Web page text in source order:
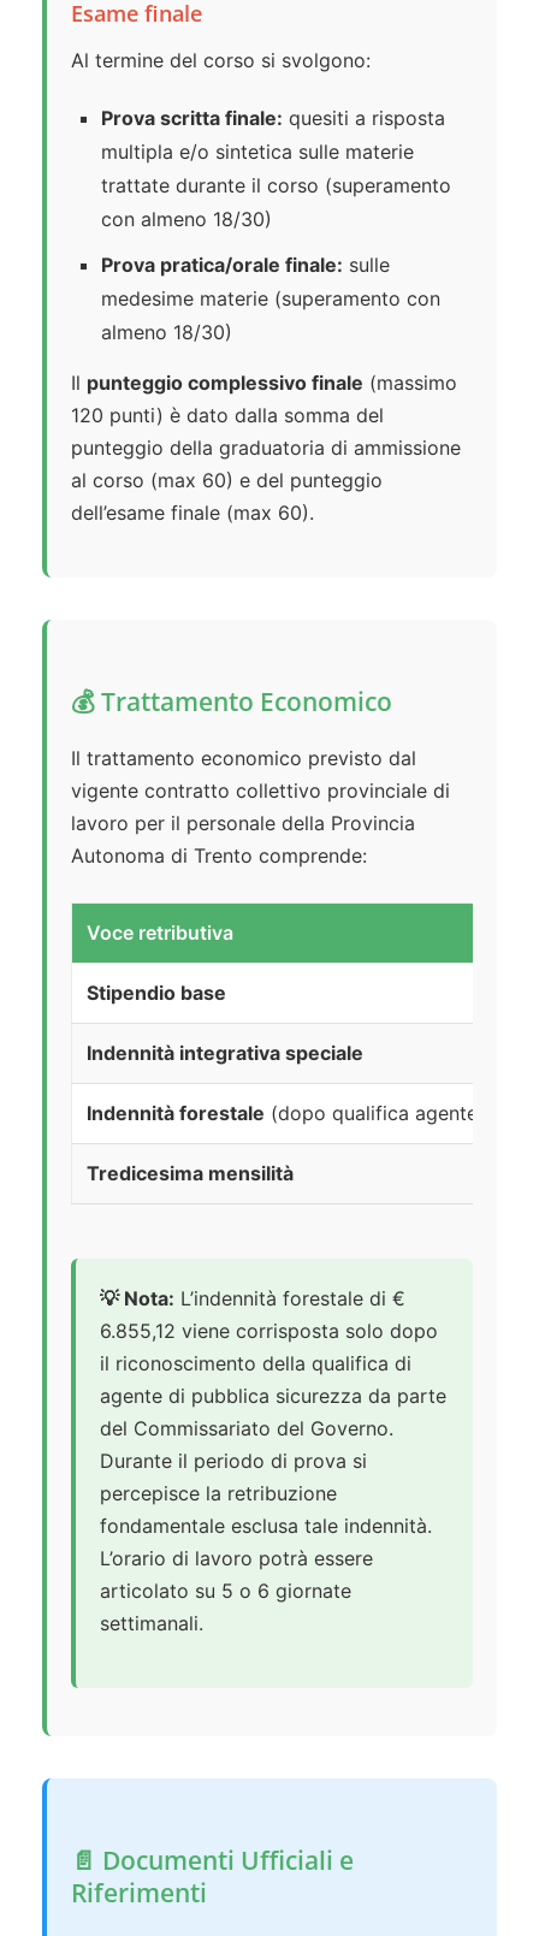
Esame finale
Al termine del corso si svolgono:
Prova scritta finale: quesiti a risposta
multipla e/o sintetica sulle materie
trattate durante il corso (superamento
con almeno 18/30)
Prova pratica/orale finale: sulle
medesime materie (superamento con
almeno 18/30)
Il punteggio complessivo finale (massimo
120 punti) è dato dalla somma del
punteggio della graduatoria di ammissione
al corso (max 60) e del punteggio
dell’esame finale (max 60).
💰 Trattamento Economico
Il trattamento economico previsto dal
vigente contratto collettivo provinciale di
lavoro per il personale della Provincia
Autonoma di Trento comprende:
Voce retributiva
Stipendio base
Indennità integrativa speciale
Indennità forestale (dopo qualifica agente P.S.)
Tredicesima mensilità
💡 Nota: L’indennità forestale di €
6.855,12 viene corrisposta solo dopo
il riconoscimento della qualifica di
agente di pubblica sicurezza da parte
del Commissariato del Governo.
Durante il periodo di prova si
percepisce la retribuzione
fondamentale esclusa tale indennità.
L’orario di lavoro potrà essere
articolato su 5 o 6 giornate
settimanali.
📄 Documenti Ufficiali e
Riferimenti